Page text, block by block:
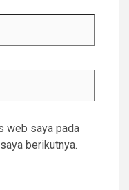
web saya pada
berikutnya.